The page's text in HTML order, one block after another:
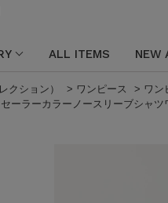
ALL ITEMS NEW
クション） > ワンピース > ワン
セーラーカラーノースリーブシャツ